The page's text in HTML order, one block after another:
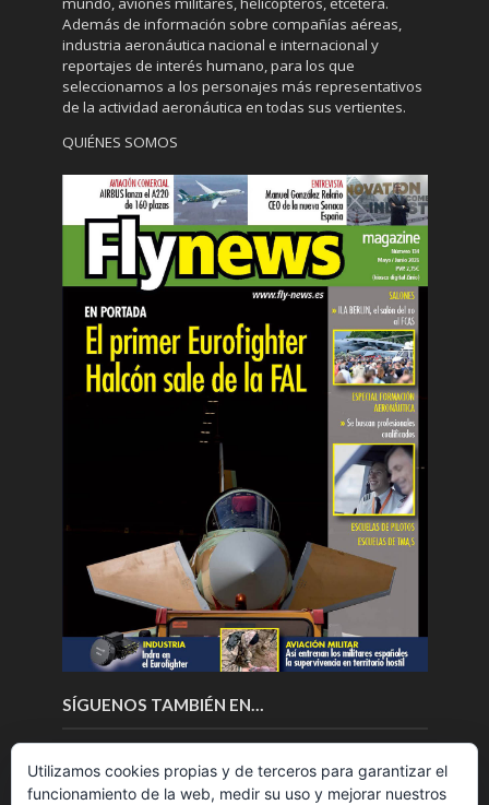
Además de información sobre compañías aéreas,
industria aeronáutica nacional e internacional y
reportajes de interés humano, para los que
seleccionamos a los personajes más representativos
de la actividad aeronáutica en todas sus vertientes.
QUIÉNES SOMOS
SÍGUENOS TAMBIÉN EN…
Utilizamos cookies propias y de terceros para garantizar el
funcionamiento de la web, medir su uso y mejorar nuestros